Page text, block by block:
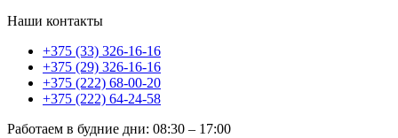
Наши контакты
+375 (33) 326-16-16
+375 (29) 326-16-16
+375 (222) 68-00-20
+375 (222) 64-24-58
Работаем в будние дни: 08:30 – 17:00